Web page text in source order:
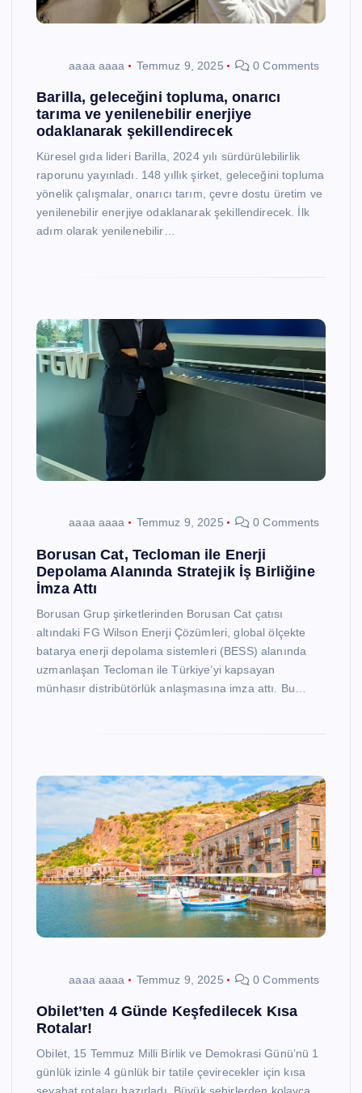
aaaa aaaa Temmuz 9, 2025 0 Comments
Barilla, geleceğini topluma, onarıcı
tarıma ve yenilenebilir enerjiye
odaklanarak şekillendirecek
Küresel gıda lideri Barilla, 2024 yılı sürdürülebilirlik
raporunu yayınladı. 148 yıllık şirket, geleceğini topluma
yönelik çalışmalar, onarıcı tarım, çevre dostu üretim ve
yenilenebilir enerjiye odaklanarak şekillendirecek. İlk
adım olarak yenilenebilir…
aaaa aaaa Temmuz 9, 2025 0 Comments
Borusan Cat, Tecloman ile Enerji
Depolama Alanında Stratejik İş Birliğine
İmza Attı
Borusan Grup şirketlerinden Borusan Cat çatısı
altındaki FG Wilson Enerji Çözümleri, global ölçekte
batarya enerji depolama sistemleri (BESS) alanında
uzmanlaşan Tecloman ile Türkiye’yi kapsayan
münhasır distribütörlük anlaşmasına imza attı. Bu…
aaaa aaaa Temmuz 9, 2025 0 Comments
Obilet’ten 4 Günde Keşfedilecek Kısa
Rotalar!
Obilet, 15 Temmuz Milli Birlik ve Demokrasi Günü’nü 1
günlük izinle 4 günlük bir tatile çevirecekler için kısa